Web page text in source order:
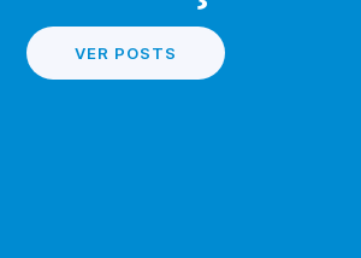
VER POSTS